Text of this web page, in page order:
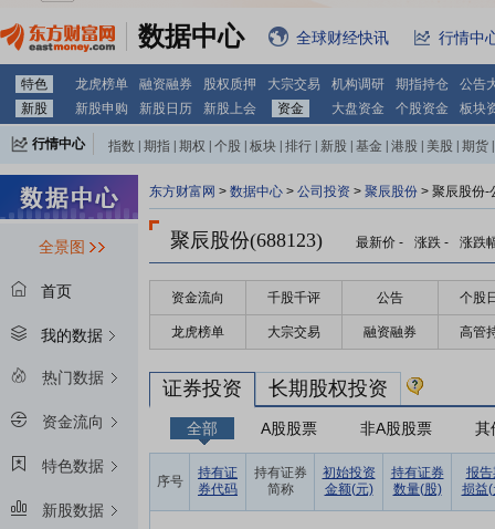
数据中心 全球财经快讯 行情中
特色 龙虎榜单 融资融券 股权质押 大宗交易 机构调研 期指持仓
公告
新股
新股申购 新股日历 新股上会 资金 大盘资金 个股资金 板块
行情中心 指数 期指 期权 个股 板块 排行 新股 基金 港股 美股 期货
全景图
首页
我的数据
热门数据
资金流向
特色数据
新股数据
东方财富网 > 数据中心 > 公司投资 > 聚辰股份 > 聚辰股份-
聚辰股份(688123) 最新价 - 涨跌 - 涨跌
资金流向 千股千评 公告 个股
龙虎榜单 大宗交易 融资融券 高管
证券投资 长期股权投资
全部 A股股票 非A股股票 其
序号
持有证
券代码
持有证券
简称
初始投资
金额(元)
持有证券
数量(股)
报告
损益(